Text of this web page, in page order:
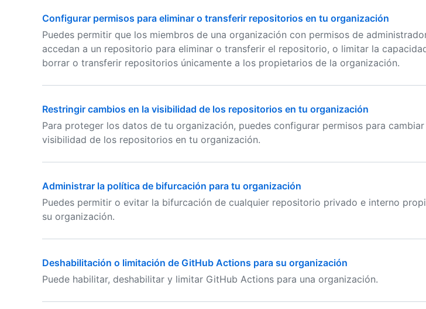
Configurar permisos para eliminar o transferir repositorios en tu organización
Puedes permitir que los miembros de una organización con permisos de
accedan a un repositorio para eliminar o transferir el repositorio, o limitar la
borrar o transferir repositorios únicamente a los propietarios de la organización.
Restringir cambios en la visibilidad de los repositorios en tu organización
Para proteger los datos de tu organización, puedes configurar permisos para cambiar
visibilidad de los repositorios en tu organización.
Administrar la política de bifurcación para tu organización
Puedes permitir o evitar la bifurcación de cualquier repositorio privado e interno
su organización.
Deshabilitación o limitación de GitHub Actions para su organización
Puede habilitar, deshabilitar y limitar GitHub Actions para una organización.